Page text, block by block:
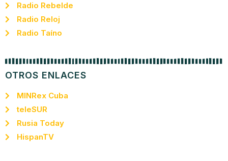
Radio Rebelde
Radio Reloj
Radio Taíno
OTROS ENLACES
MINRex Cuba
teleSUR
Rusia Today
HispanTV